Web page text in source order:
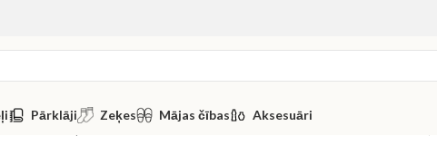
Pārklāji Zeķes Mājas čības Aksesuāri
gultas veļa ar palagu Luna Home dāvanu kastē, kokvilna satīns